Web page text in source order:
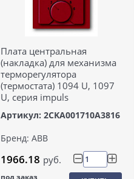
Плата центральная
(накладка) для механизма
терморегулятора
(термостата) 1094 U, 1097
U, серия impuls
Артикул: 2CKA001710A3816
Бренд: ABB
1966.18 руб.
под заказ